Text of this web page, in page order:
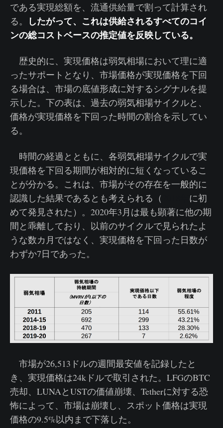
である実現総額を、流通供給量で割って計算され
る。
したがって、これは供給されるすべてのコイ
ンの総コストベースの推定値を反映している。
歴史的に、実現価格は弱気相場において理に適
ったサポートとなり、市場価格が実現価格を下回
る場合は、市場の底値形成に対するシグナルを提
示した。下の表は、過去の弱気相場サイクルと、
価格が実現価格を下回った時間の割合を示してい
る。
時間の経過とともに、各弱気相場サイクルで実
現価格を下回る期間が相対的に短くなっているこ
とが分かる。これは、市場がその存在を一般的に
認識した結果であるとも考えられる（
に初
めて発見された）。2020年3月は最も顕著に他の期
間と乖離しており、以前のサイクルで見られたよ
うな数カ月ではなく、実現価格を下回った日数が
わずか7日であった。
市場が26,513ドルの週間最安値を記録したと
き、実現価格は24kドルで取引された。LFGのBTC
売却、LUNAとUSTの価値崩壊、Tetherに対する恐
怖によって、市場は崩壊し、スポット価格は実現
価格の9.5%以内まで下落した。